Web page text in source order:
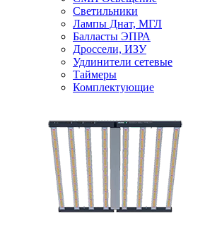
Светильники
Лампы Днат, МГЛ
Балласты ЭПРА
Дроссели, ИЗУ
Удлинители сетевые
Таймеры
Комплектующие